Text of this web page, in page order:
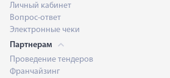
Личный кабинет
Вопрос-ответ
Электронные чеки
Партнерам
Проведение тендеров
Франчайзинг